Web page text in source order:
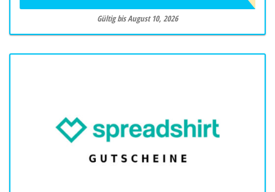
Gültig bis August 10, 2026